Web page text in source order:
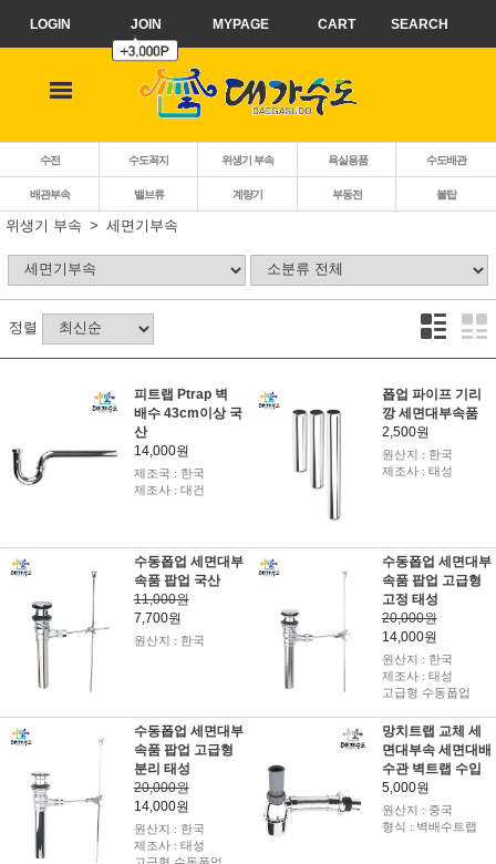
LOGIN JOIN MYPAGE CART SEARCH
수전 수도꼭지 위생기 부속 욕실용품 수도배관
배관부속 밸브류 계량기 부동전
볼탑
위생기 부속
세면기부속
정렬
피트랩 Ptrap 벽
배수 43cm이상 국
산
14,000원
제조국 : 한국
제조사 : 대건
폽업 파이프 기리
깡 세면대부속품
2,500원
원산지 : 한국
제조사 : 태성
수동폽업 세면대부
속품 팝업 국산
11,000원
7,700원
원산지 : 한국
수동폽업 세면대부
속품 팝업 고급형
고정 태성
20,000원
14,000원
원산지 : 한국
제조사 : 태성
고급형 수동폽업
수동폽업 세면대부
속품 팝업 고급형
분리 태성
20,000원
14,000원
원산지 : 한국
제조사 : 태성
망치트랩 교체 세
면대부속 세면대배
수관 벽트랩 수입
5,000원
원산지 : 중국
형식 : 벽배수트랩